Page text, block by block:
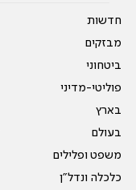
חדשות
מבזקים
ביטחוני
פוליטי-מדיני
בארץ
בעולם
משפט ופלילים
כלכלה ונדל"ן